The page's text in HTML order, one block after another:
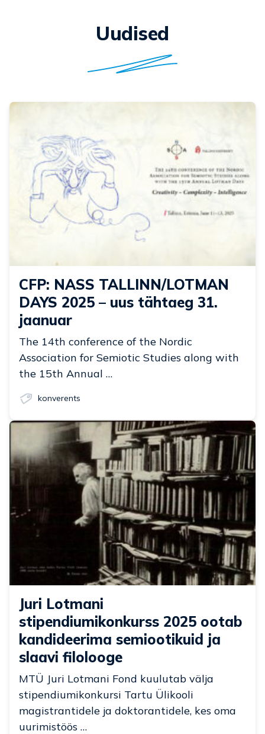
Uudised
CFP: NASS TALLINN/LOTMAN
DAYS 2025 – uus tähtaeg 31.
jaanuar
The 14th conference of the Nordic
Association for Semiotic Studies along with
the 15th Annual …
konverents
Juri Lotmani
stipendiumikonkurss 2025 ootab
kandideerima semiootikuid ja
slaavi filolooge
MTÜ Juri Lotmani Fond kuulutab välja
stipendiumikonkursi Tartu Ülikooli
magistrantidele ja doktorantidele, kes oma
uurimistöös …